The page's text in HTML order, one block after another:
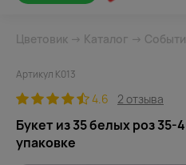
Цветовик → Каталог →
Артикул К013
4.6 2 отзыва
Букет из 35 белых роз
упаковке